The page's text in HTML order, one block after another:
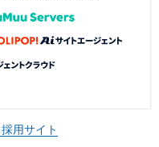
採用サイト